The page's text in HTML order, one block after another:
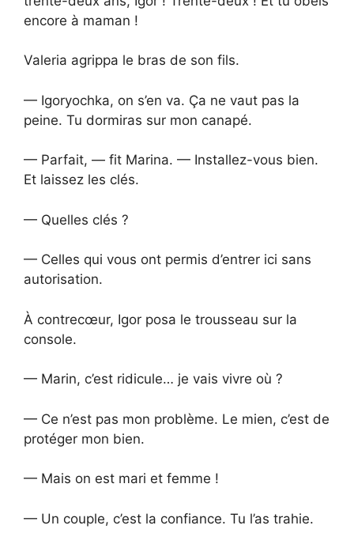
encore à maman !
Valeria agrippa le bras de son fils.
— Igoryochka, on s’en va. Ça ne vaut pas la
peine. Tu dormiras sur mon canapé.
— Parfait, — fit Marina. — Installez-vous bien.
Et laissez les clés.
— Quelles clés ?
— Celles qui vous ont permis d’entrer ici sans
autorisation.
À contrecœur, Igor posa le trousseau sur la
console.
— Marin, c’est ridicule… je vais vivre où ?
— Ce n’est pas mon problème. Le mien, c’est de
protéger mon bien.
— Mais on est mari et femme !
— Un couple, c’est la confiance. Tu l’as trahie.